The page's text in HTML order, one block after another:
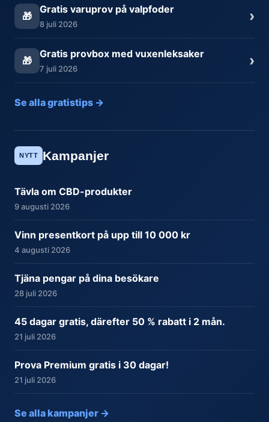
🎁
Gratis varuprov på valpfoder
8 juli 2026 ›
🎁
Gratis provbox med vuxenleksaker
7 juli 2026 ›
Se alla gratistips →
NYTT Kampanjer
Tävla om CBD-produkter
9 augusti 2026
Vinn presentkort på upp till 10 000 kr
4 augusti 2026
Tjäna pengar på dina besökare
28 juli 2026
45 dagar gratis, därefter 50 % rabatt i 2 mån.
21 juli 2026
Prova Premium gratis i 30 dagar!
21 juli 2026
Se alla kampanjer →